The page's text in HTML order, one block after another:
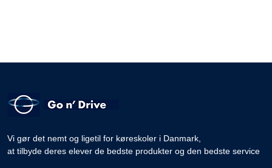
Vi gør det nemt og ligetil for køreskoler i Danmark,
at tilbyde deres elever de bedste produkter og den bedste service